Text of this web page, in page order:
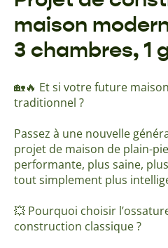
maison
3 chambres, 1
🏡🔥 Et si votre future
traditionnel ?
Passez à une nouvelle
projet de maison de plain-
performante, plus saine,
tout simplement plus
💥 Pourquoi choisir
construction classique ?